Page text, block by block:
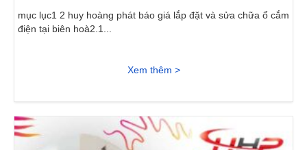
mục lục1 2 huy hoàng phát báo giá lắp đặt và sửa chữa ổ cắm
điện tại biên hoà2.1...
Xem thêm >